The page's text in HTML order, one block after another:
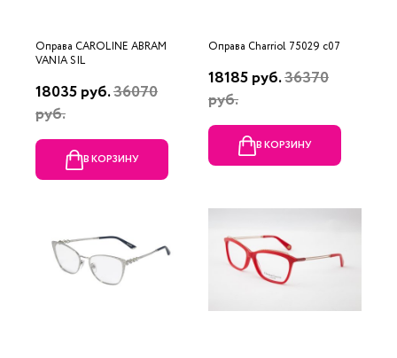
Оправа CAROLINE ABRAM
VANIA SIL
18035 руб.36070
руб.
В КОРЗИНУ
Оправа Charriol 75029 c07
18185 руб.36370
руб.
В КОРЗИНУ